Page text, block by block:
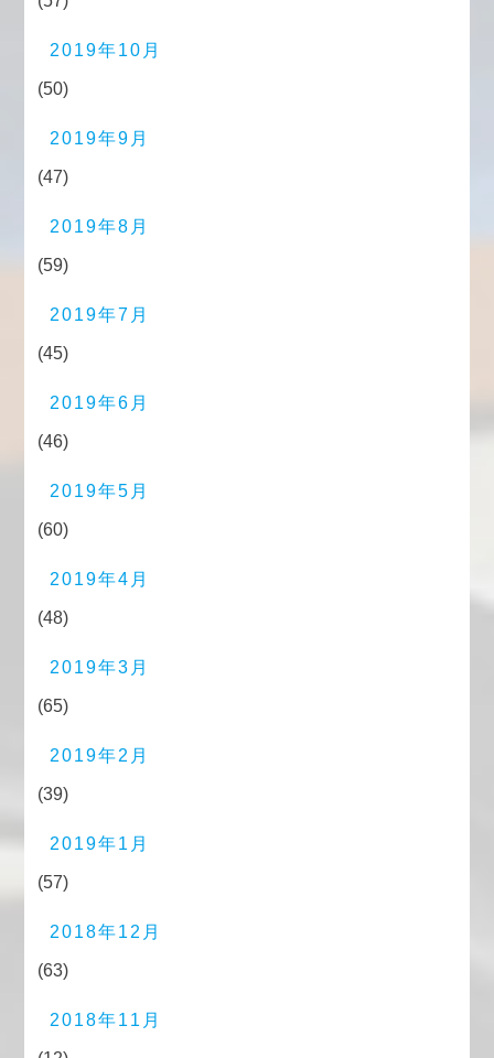
2019年10月
(50)
2019年9月
(47)
2019年8月
(59)
2019年7月
(45)
2019年6月
(46)
2019年5月
(60)
2019年4月
(48)
2019年3月
(65)
2019年2月
(39)
2019年1月
(57)
2018年12月
(63)
2018年11月